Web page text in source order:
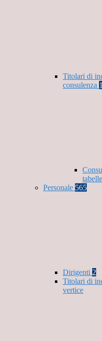
Titolari di
consulenza
Personale 565
Dirigenti 2
Titolari di
vertice